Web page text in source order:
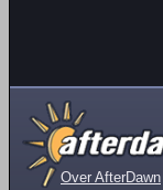
Over AfterDawn